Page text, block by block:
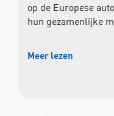
op de Europese
hun gezamenlijke
Meer lezen